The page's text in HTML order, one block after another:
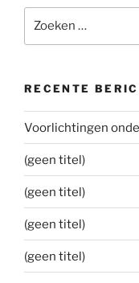
Zoeken
RECENTE
Voorlichtingen
(geen titel)
(geen titel)
(geen titel)
(geen titel)